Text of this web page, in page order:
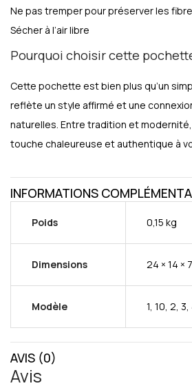
Ne pas tremper pour préserver les
Sécher à l’air libre
Pourquoi choisir cette
Cette pochette est bien plus qu’un
reflète un style affirmé et une
naturelles. Entre tradition et
touche chaleureuse et authentique à
INFORMATIONS
Poids 0,15 kg
Dimensions 24 × 14 ×
Modèle 1, 10, 2,
AVIS (0)
Avis